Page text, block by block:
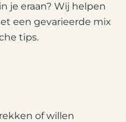
je eraan? Wij helpen
een gevarieerde mix
tips.
of willen